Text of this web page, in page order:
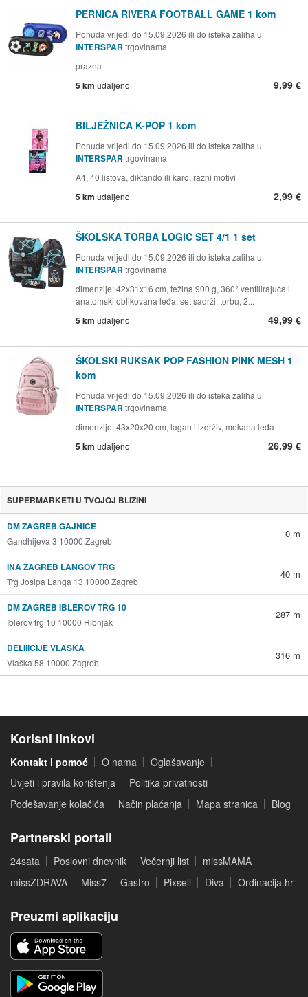
PERNICA RIVERA FOOTBALL GAME 1 kom
Ponuda vrijedi do 15.09.2026 ili do isteka zaliha u
INTERSPAR trgovinama
prazna
5 km udaljeno 9,99 €
BILJEŽNICA K-POP 1 kom
Ponuda vrijedi do 15.09.2026 ili do isteka zaliha u
INTERSPAR trgovinama
A4, 40 listova, diktando ili karo, razni motivi
5 km udaljeno 2,99 €
ŠKOLSKA TORBA LOGIC SET 4/1 1 set
Ponuda vrijedi do 15.09.2026 ili do isteka zaliha u
INTERSPAR trgovinama
dimenzije: 42x31x16 cm, težina 900 g, 360° ventilirajuća i
anatomski oblikovana leđa, set sadrži: torbu, 2...
5 km udaljeno 49,99 €
ŠKOLSKI RUKSAK POP FASHION PINK MESH 1
kom
Ponuda vrijedi do 15.09.2026 ili do isteka zaliha u
INTERSPAR trgovinama
dimenzije: 43x20x20 cm, lagan i izdrživ, mekana leđa
5 km udaljeno 26,99 €
SUPERMARKETI U TVOJOJ BLIZINI
DM ZAGREB GAJNICE
Gandhijeva 3 10000 Zagreb
0 m
INA ZAGREB LANGOV TRG
Trg Josipa Langa 13 10000 Zagreb
40 m
DM ZAGREB IBLEROV TRG 10
Iblerov trg 10 10000 Ribnjak
287 m
DELIIICIJE VLAŠKA
Vlaška 58 10000 Zagreb
316 m
Korisni linkovi
Kontakt i pomoć O nama
Oglašavanje
Uvjeti i pravila korištenja
Politika privatnosti
Podešavanje kolačića
Način plaćanja Mapa stranica Blog
Partnerski portali
24sata Poslovni dnevnik Večernji list
missMAMA
missZDRAVA
Miss7 Gastro Pixsell Diva Ordinacija.hr
Preuzmi aplikaciju